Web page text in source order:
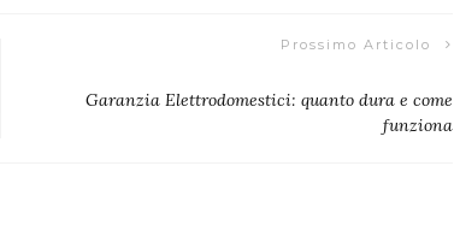
Prossimo Articolo
Garanzia Elettrodomestici: quanto dura e come
funziona